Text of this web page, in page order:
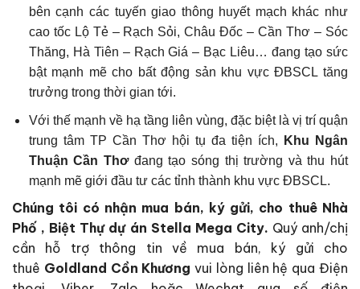
bên cạnh các tuyến giao thông huyết mạch khác như
cao tốc Lộ Tẻ – Rạch Sỏi, Châu Đốc – Cần Thơ – Sóc
Thăng, Hà Tiên – Rạch Giá – Bạc Liêu… đang tạo sức
bật mạnh mẽ cho bất động sản khu vực ĐBSCL tăng
trưởng trong thời gian tới.
Với thế mạnh về hạ tầng liên vùng, đặc biệt là vị trí quận
trung tâm TP Cần Thơ hội tụ đa tiện ích,
Khu Ngân
Thuận Cần Thơđang tạo sóng thị trường và thu hút
mạnh mẽ giới đầu tư các tỉnh thành khu vực ĐBSCL.
Chúng tôi có nhận mua bán, ký gửi, cho thuê Nhà
Phố , Biệt Thự dự án Stella Mega City. Quý anh/chị
cần hỗ trợ thông tin về mua bán, ký gửi cho
thuê Goldland Cồn Khương vui lòng liên hệ qua Điện